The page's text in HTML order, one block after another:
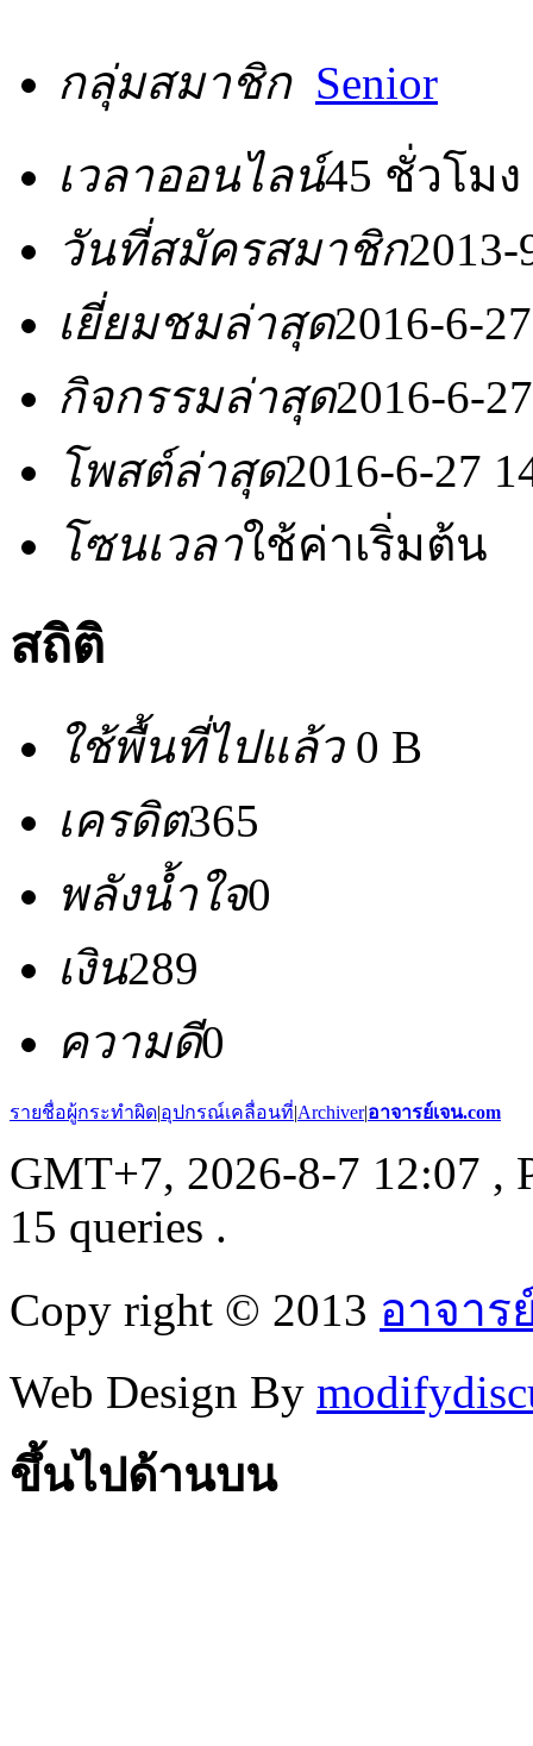
กลุ่มสมาชิก Senior
เวลาออนไลน์45 ชั่วโมง
วันที่สมัครสมาชิก2013-
เยี่ยมชมล่าสุด2016-6-
กิจกรรมล่าสุด2016-6-
โพสต์ล่าสุด2016-6-27
โซนเวลาใช้ค่าเริ่มต้น
สถิติ
ใช้พื้นที่ไปแล้ว0 B
เครดิต365
พลังน้ำใจ0
เงิน289
ความดี0
รายชื่อผู้กระทำผิด|อุปกรณ์เคลื่อนที่|Archiver|อาจารย์เจน.com
GMT+7, 2026-8-7 12:07 ,
15 queries .
Copy right © 2013 อาจาร
Web Design By
ขึ้นไปด้านบน